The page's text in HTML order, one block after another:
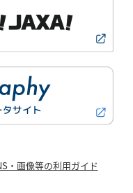
・画像等の利用ガイド